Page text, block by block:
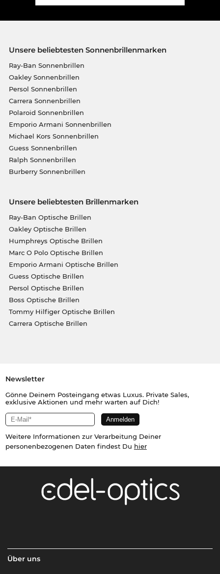
Unsere beliebtesten Sonnenbrillenmarken
Ray-Ban Sonnenbrillen
Oakley Sonnenbrillen
Persol Sonnenbrillen
Carrera Sonnenbrillen
Polaroid Sonnenbrillen
Emporio Armani Sonnenbrillen
Michael Kors Sonnenbrillen
Guess Sonnenbrillen
Ralph Sonnenbrillen
Burberry Sonnenbrillen
Unsere beliebtesten Brillenmarken
Ray-Ban Optische Brillen
Oakley Optische Brillen
Humphreys Optische Brillen
Marc O Polo Optische Brillen
Emporio Armani Optische Brillen
Guess Optische Brillen
Persol Optische Brillen
Boss Optische Brillen
Tommy Hilfiger Optische Brillen
Carrera Optische Brillen
Newsletter
Gönne Deinem Posteingang etwas Luxus. Private Sales,
exklusive Aktionen und mehr warten auf Dich!
Weitere Informationen zur Verarbeitung Deiner
personenbezogenen Daten findest Du hier
Über uns